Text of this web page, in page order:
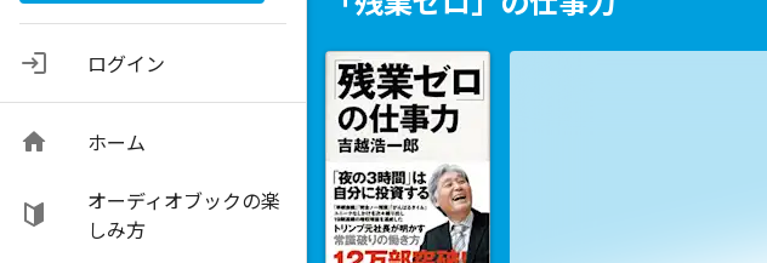
ログイン
ホーム
オーディオブックの楽
しみ方